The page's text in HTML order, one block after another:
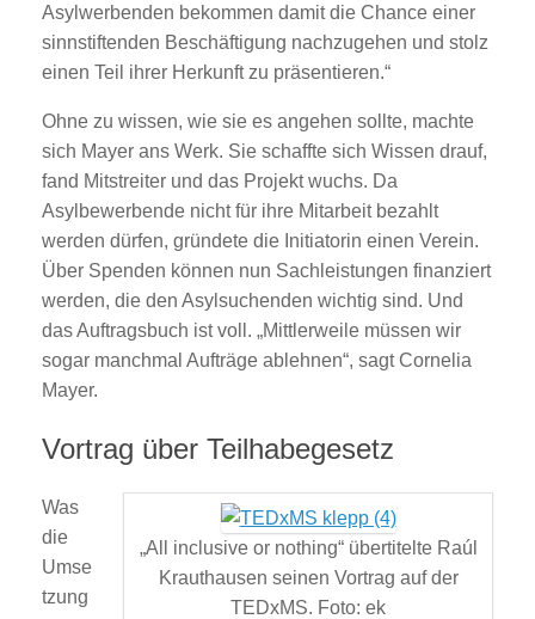
Asylwerbenden bekommen damit die Chance einer
sinnstiftenden Beschäftigung nachzugehen und stolz
einen Teil ihrer Herkunft zu präsentieren.“
Ohne zu wissen, wie sie es angehen sollte, machte
sich Mayer ans Werk. Sie schaffte sich Wissen drauf,
fand Mitstreiter und das Projekt wuchs. Da
Asylbewerbende nicht für ihre Mitarbeit bezahlt
werden dürfen, gründete die Initiatorin einen Verein.
Über Spenden können nun Sachleistungen finanziert
werden, die den Asylsuchenden wichtig sind. Und
das Auftragsbuch ist voll. „Mittlerweile müssen wir
sogar manchmal Aufträge ablehnen“, sagt Cornelia
Mayer.
Vortrag über Teilhabegesetz
„All inclusive or nothing“ übertitelte Raúl
Krauthausen seinen Vortrag auf der
TEDxMS. Foto: ek
Was
die
Umse
tzung